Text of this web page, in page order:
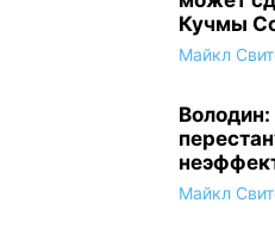
Кучмы
Майкл
Майкл